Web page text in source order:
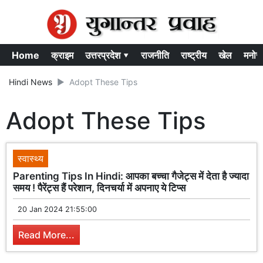
Home क्राइम उत्तरप्रदेश ▾ राजनीति राष्ट्रीय खेल
Hindi News Adopt These Tips
Adopt These Tips
स्वास्थ्य
Parenting Tips In Hindi: आपका बच्चा गैजेट्स में देता है ज्यादा
समय ! पैरेंट्स हैं परेशान, दिनचर्या में अपनाए ये टिप्स
20 Jan 2024 21:55:00
Read More...